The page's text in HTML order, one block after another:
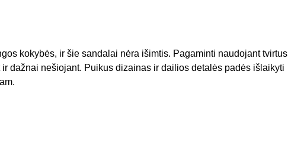
kokybės, ir šie sandalai nėra išimtis. Pagaminti naudojant tvirtus
dažnai nešiojant. Puikus dizainas ir dailios detalės padės išlaikyti